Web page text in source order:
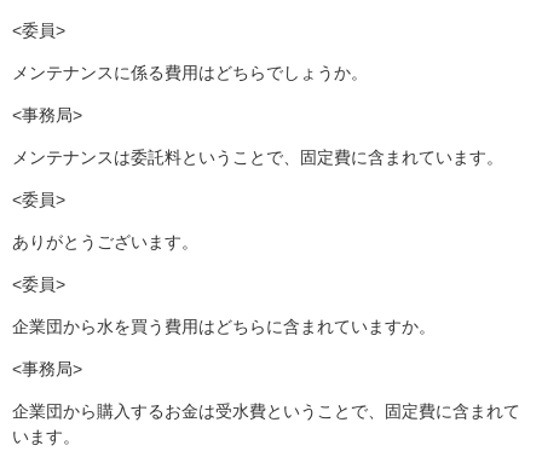
<委員>
メンテナンスに係る費用はどちらでしょうか。
<事務局>
メンテナンスは委託料ということで、固定費に含まれています。
<委員>
ありがとうございます。
<委員>
企業団から水を買う費用はどちらに含まれていますか。
<事務局>
企業団から購入するお金は受水費ということで、固定費に含まれて
います。